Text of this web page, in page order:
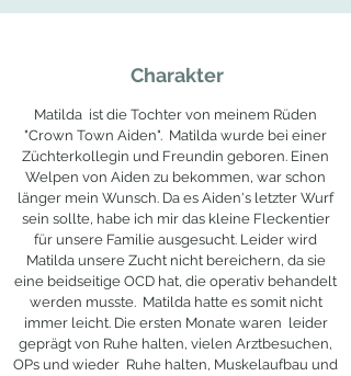
Charakter
Matilda ist die Tochter von meinem Rüden
"Crown Town Aiden". Matilda wurde bei einer
Züchterkollegin und Freundin geboren. Einen
Welpen von Aiden zu bekommen, war schon
länger mein Wunsch. Da es Aiden's letzter Wurf
sein sollte, habe ich mir das kleine Fleckentier
für unsere Familie ausgesucht. Leider wird
Matilda unsere Zucht nicht bereichern, da sie
eine beidseitige OCD hat, die operativ behandelt
werden musste. Matilda hatte es somit nicht
immer leicht. Die ersten Monate waren leider
geprägt von Ruhe halten, vielen Arztbesuchen,
OPs und wieder Ruhe halten, Muskelaufbau und